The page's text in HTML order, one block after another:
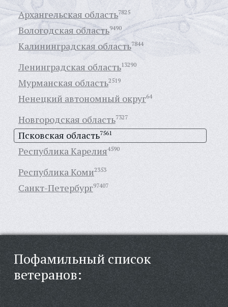
Архангельская область7825
Вологодская область9490
Калининградская область7844
Ленинградская область13290
Мурманская область2519
Ненецкий автономный округ64
Новгородская область7327
Псковская область7561
Республика Карелия4590
Республика Коми2353
Санкт-Петербург97407
Пофамильный список
ветеранов: